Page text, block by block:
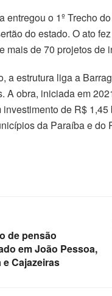
entregou o 1º Trecho
do estado. O ato
mais de 70 projetos de
a estrutura liga a
A obra, iniciada em
de R$
da Paraíba e do
de pensão
em João Pessoa,
e Cajazeiras